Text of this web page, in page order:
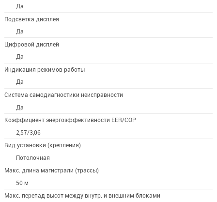
Да
Подсветка дисплея
Да
Цифровой дисплей
Да
Индикация режимов работы
Да
Система самодиагностики неисправности
Да
Коэффициент энергоэффективности EER/COP
2,57/3,06
Вид установки (крепления)
Потолочная
Макс. длина магистрали (трассы)
50 м
Макс. перепад высот между внутр. и внешним блоками